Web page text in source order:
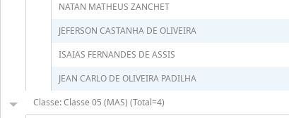
NATAN MATHEUS ZANCHET
JEFERSON CASTANHA DE OLIVEIRA
ISAIAS FERNANDES DE ASSIS
JEAN CARLO DE OLIVEIRA PADILHA
Classe: Classe 05 (MAS) (Total=4)